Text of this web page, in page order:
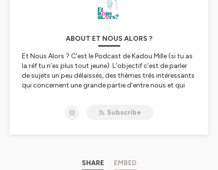
ABOUT ET NOUS ALORS ?
Et Nous Alors ? C'est le Podcast de Kadou Mille (si tu as
la réf tu n’es plus tout jeune). L’objectif c’est de parler
de sujets un peu délaissés, des thèmes très intéressants
qui concernent une grande partie d’entre nous et qui
Ça vous est déjà arrivé de vous dire : Ah bon ça existe ?
Subscribe
SHARE EMBED